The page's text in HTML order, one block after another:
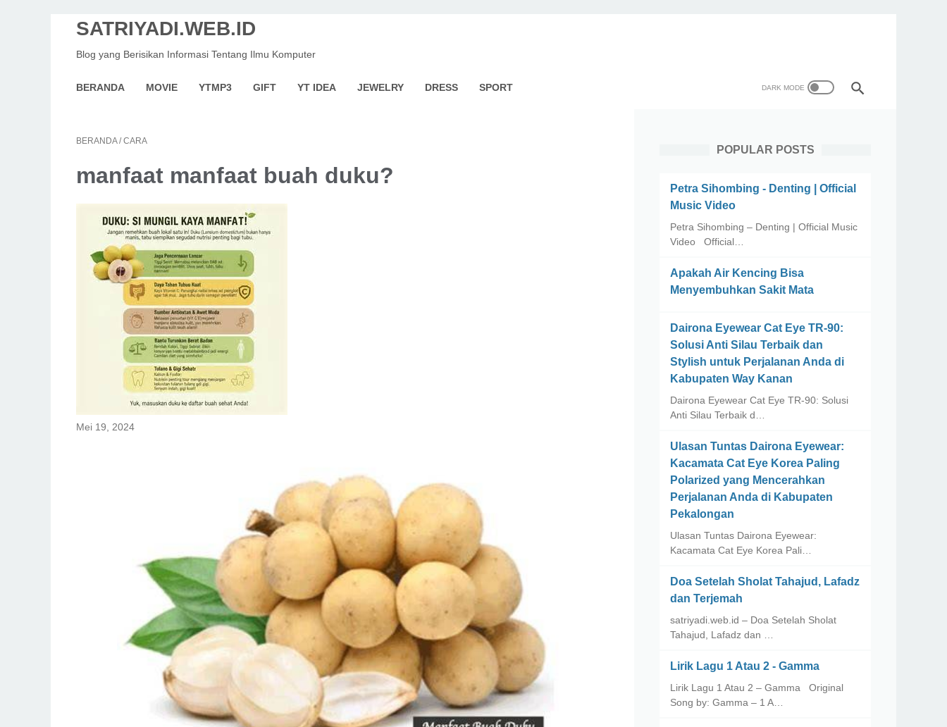
SATRIYADI.WEB.ID
Blog yang Berisikan Informasi Tentang Ilmu Komputer
BERANDA MOVIE YTMP3 GIFT YT IDEA JEWELRY DRESS SPORT
BERANDA /CARA
manfaat manfaat buah duku?
Mei 19, 2024
POPULAR POSTS
Petra Sihombing - Denting | Official
Music Video
Petra Sihombing – Denting | Official Music
Video Official…
Apakah Air Kencing Bisa
Menyembuhkan Sakit Mata
Dairona Eyewear Cat Eye TR-90:
Solusi Anti Silau Terbaik dan
Stylish untuk Perjalanan Anda di
Kabupaten Way Kanan
Dairona Eyewear Cat Eye TR-90: Solusi
Anti Silau Terbaik d…
Ulasan Tuntas Dairona Eyewear:
Kacamata Cat Eye Korea Paling
Polarized yang Mencerahkan
Perjalanan Anda di Kabupaten
Pekalongan
Ulasan Tuntas Dairona Eyewear:
Kacamata Cat Eye Korea Pali…
Doa Setelah Sholat Tahajud, Lafadz
dan Terjemah
satriyadi.web.id – Doa Setelah Sholat
Tahajud, Lafadz dan …
Lirik Lagu 1 Atau 2 - Gamma
Lirik Lagu 1 Atau 2 – Gamma Original
Song by: Gamma – 1 A…